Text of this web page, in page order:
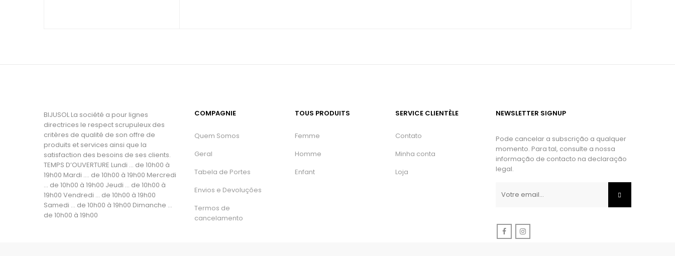
BIJUSOL La société a pour lignes
directrices le respect scrupuleux des
critères de qualité de son offre de
produits et services ainsi que la
satisfaction des besoins de ses clients.
TEMPS D’OUVERTURE Lundi ... de 10h00 à
19h00 Mardi .... de 10h00 à 19h00 Mercredi
... de 10h00 à 19h00 Jeudi ... de 10h00 à
19h00 Vendredi ... de 10h00 à 19h00
Samedi ... de 10h00 à 19h00 Dimanche ...
de 10h00 à 19h00
COMPAGNIE
Quem Somos
Geral
Tabela de Portes
Envios e Devoluções
Termos de
cancelamento
TOUS PRODUITS
Femme
Homme
Enfant
SERVICE CLIENTÈLE
Contato
Minha conta
Loja
NEWSLETTER SIGNUP
Pode cancelar a subscrição a qualquer
momento. Para tal, consulte a nossa
informação de contacto na declaração
legal.
Facebook